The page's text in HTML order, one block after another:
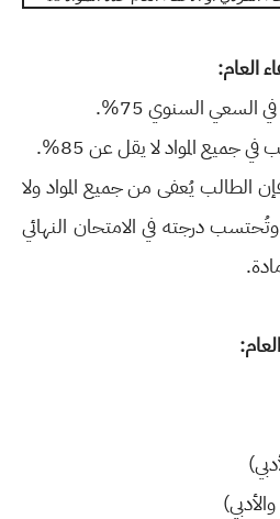
السنوي 75%.
جميع المواد لا يقل عن 85%.
الطالب يُعفى من جميع المواد ولا
وتُحتسب درجته في الامتحان النهائي